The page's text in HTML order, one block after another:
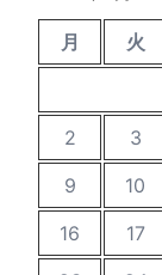
月 火
2
3
9
10
16
17